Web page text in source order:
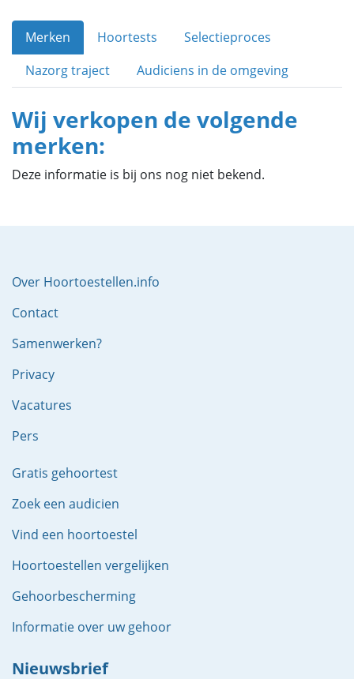
Merken Hoortests
Selectieproces
Nazorg traject
Audiciens in de omgeving
Wij verkopen de volgende
merken:
Deze informatie is bij ons nog niet bekend.
Over Hoortoestellen.info
Contact
Samenwerken?
Privacy
Vacatures
Pers
Gratis gehoortest
Zoek een audicien
Vind een hoortoestel
Hoortoestellen vergelijken
Gehoorbescherming
Informatie over uw gehoor
Nieuwsbrief